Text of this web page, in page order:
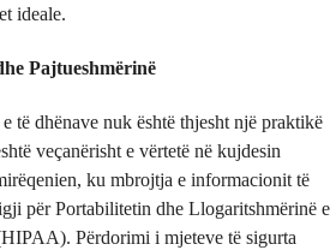
ideale.
Pajtueshmërinë
të dhënave nuk është thjesht një praktikë
veçanërisht e vërtetë në kujdesin
ku mbrojtja e informacionit të
për Portabilitetin dhe Llogaritshmërinë e
Përdorimi i mjeteve të sigurta